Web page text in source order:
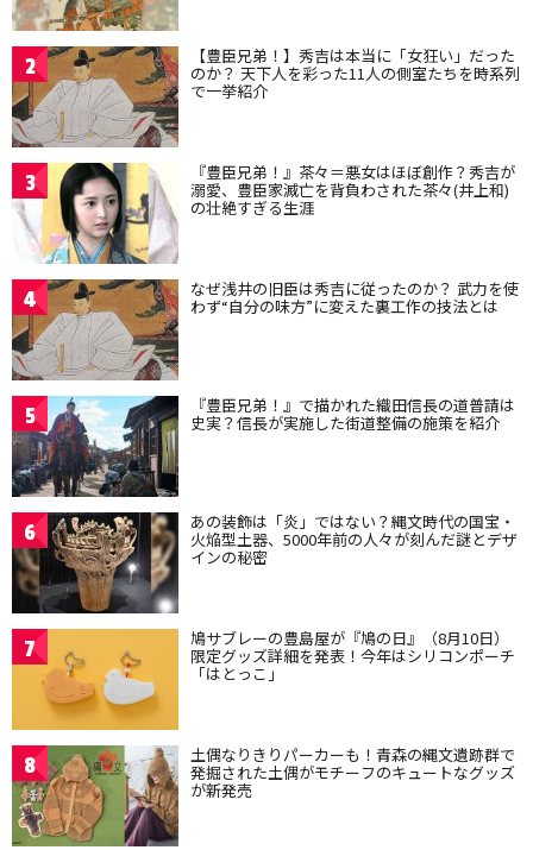
2 【豊臣兄弟！】秀吉は本当に「女狂い」だった
のか？ 天下人を彩った11人の側室たちを時系列
で一挙紹介
3 『豊臣兄弟！』茶々＝悪女はほぼ創作？秀吉が
溺愛、豊臣家滅亡を背負わされた茶々(井上和)
の壮絶すぎる生涯
4 なぜ浅井の旧臣は秀吉に従ったのか？ 武力を使
わず“自分の味方”に変えた裏工作の技法とは
5 『豊臣兄弟！』で描かれた織田信長の道普請は
史実？信長が実施した街道整備の施策を紹介
6 あの装飾は「炎」ではない？縄文時代の国宝・
火焔型土器、5000年前の人々が刻んだ謎とデザ
インの秘密
7 鳩サブレーの豊島屋が『鳩の日』（8月10日）
限定グッズ詳細を発表！今年はシリコンポーチ
「はとっこ」
8 土偶なりきりパーカーも！青森の縄文遺跡群で
発掘された土偶がモチーフのキュートなグッズ
が新発売